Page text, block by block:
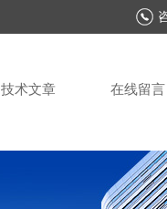
技术文章 在线留言